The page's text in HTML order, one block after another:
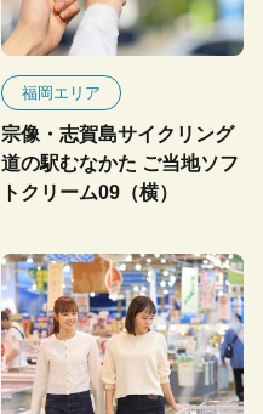
福岡エリア
宗像・志賀島サイクリング
道の駅むなかた ご当地ソフ
トクリーム09（横）